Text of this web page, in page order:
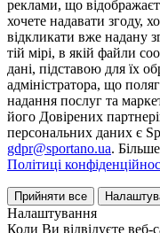
реклами, що
хочете надавати згоду,
відкликати вже надану
тій мірі, в якій файли
дані, підставою для їх
адміністратора, що
надання послуг та
його Довірених
персональних даних є
gdpr@sportano.ua.
Політиці
Прийняти все
Налаштування
Коли Ви відвідуєте веб-